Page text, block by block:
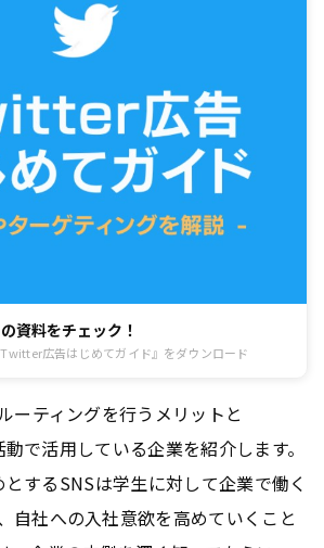
資料をチェック！
広告はじめてガイド』をダウンロード
ーティングを行うメリットと
で活用している企業を紹介します。
するSNSは学生に対して企業で働く
自社への入社意欲を高めていくこと